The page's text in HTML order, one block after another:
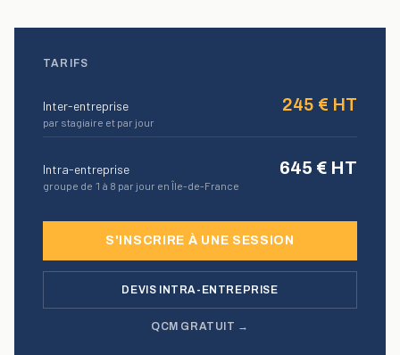
TARIFS
Inter-entreprise
par stagiaire et par jour
245 € HT
Intra-entreprise
groupe de 1 à 8 par jour en Île-de-France
645 € HT
S'INSCRIRE À UNE SESSION
DEVIS INTRA-ENTREPRISE
QCM GRATUIT →